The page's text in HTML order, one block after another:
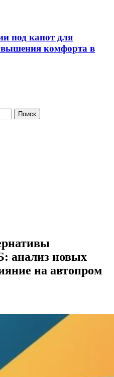
на износ и
внутреннего
анализ новых
на автопром